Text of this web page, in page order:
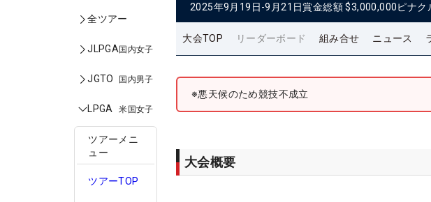
全ツアー
JLPGA国内女子
JGTO 国内男子
LPGA 米国女子
ツアーメニ
ュー
ツアーTOP
2025年9月19日-9月21日賞金総額 $3,000,000ピナク
大会TOP リーダーボード 組み合せ ニュース
※悪天候のため競技不成立
大会概要